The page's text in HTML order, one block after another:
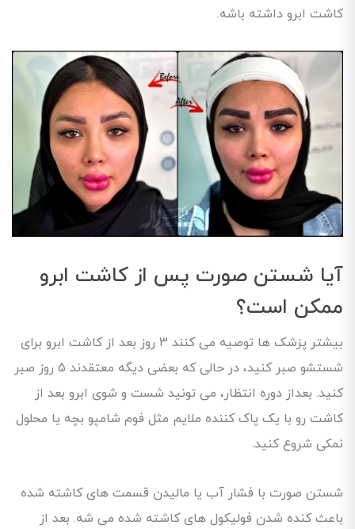
کاشت ابرو داشته باشه.
آیا شستن صورت پس از کاشت ابرو
ممکن است؟
بیشتر پزشک ها توصیه می کنند 3 روز بعد از کاشت ابرو برای
شستشو صبر کنید، در حالی که بعضی دیگه معتقدند 5 روز صبر
کنید. بعداز دوره انتظار، می تونید شست و شوی ابرو بعد از
کاشت رو با یک پاک کننده ملایم مثل فوم شامپو بچه یا محلول
نمکی شروع کنید.
شستن صورت با فشار آب یا مالیدن قسمت های کاشته شده
باعث کنده شدن فولیکول های کاشته شده می شه. بعد از